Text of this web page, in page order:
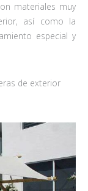
materiales muy
así como la
especial y
de exterior